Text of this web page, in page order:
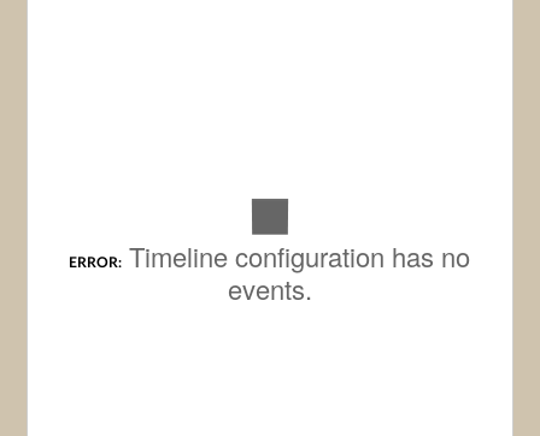
ERROR: Timeline configuration has no
events.